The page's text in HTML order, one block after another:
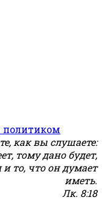
как вы слушаете:
тому дано будет,
и то, что он думает
иметь.
Лк. 8:18